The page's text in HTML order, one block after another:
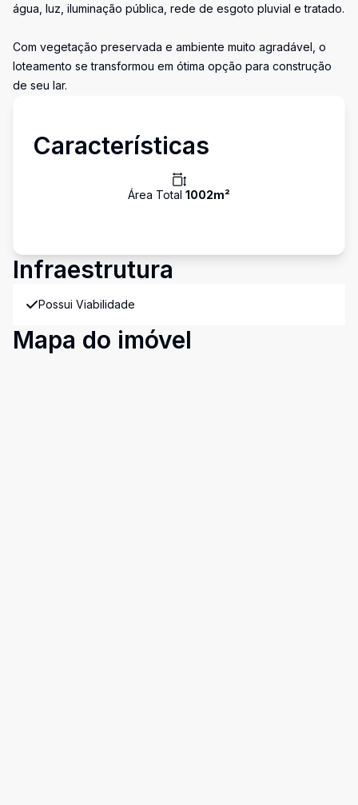
água, luz, iluminação pública, rede de esgoto pluvial e tratado.
Com vegetação preservada e ambiente muito agradável, o
loteamento se transformou em ótima opção para construção
de seu lar.
Características
Área Total 1002m²
Infraestrutura
Possui Viabilidade
Mapa do imóvel